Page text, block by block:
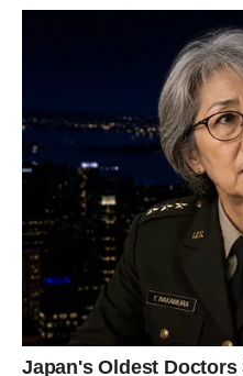
Suštinski Preokret
Kada je jednog četvrtka,
ranije, osjetila je kako je
Približavajući se stanu,
njen. Otvorila je vrata i
za stolom, držeći se za ruke.
trenutku, prepoznala je da
svojim životom. Svi snovi i
njom, a ne sa Ognjenom.